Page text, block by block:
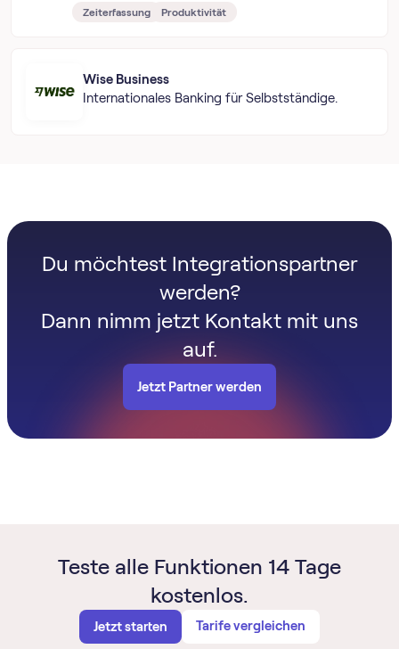
Zeiterfassung Produktivität
Wise Business
Internationales Banking für Selbstständige.
Du möchtest Integrationspartner
werden?
Dann nimm jetzt Kontakt mit uns
auf.
Jetzt Partner werden
Teste alle Funktionen 14 Tage
kostenlos.
Jetzt starten Tarife vergleichen